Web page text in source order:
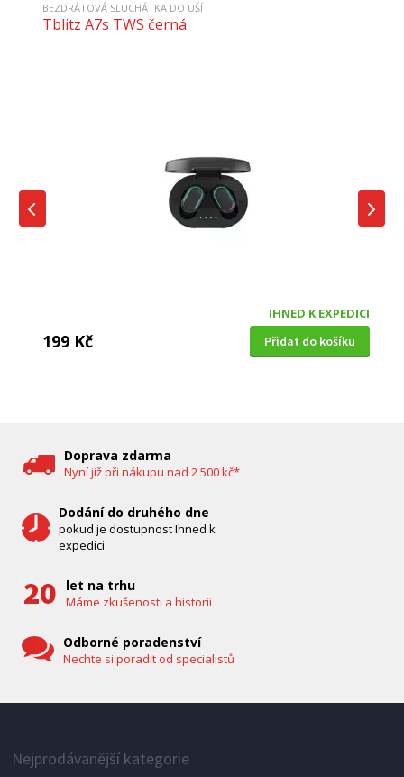
BEZDRÁTOVÁ SLUCHÁTKA DO UŠÍ
Tblitz A7s TWS černá
IHNED K EXPEDICI
199 Kč Přidat do košíku
Doprava zdarma
Nyní již při nákupu nad 2 500 kč*
Dodání do druhého dne
pokud je dostupnost Ihned k
expedici
let na trhu
Máme zkušenosti a historii
Odborné poradenství
Nechte si poradit od specialistů
Nejprodávanější kategorie